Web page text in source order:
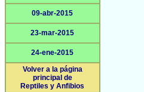
09-abr-2015
23-mar-2015
24-ene-2015
Volver a la página
principal de
Reptiles y Anfibios